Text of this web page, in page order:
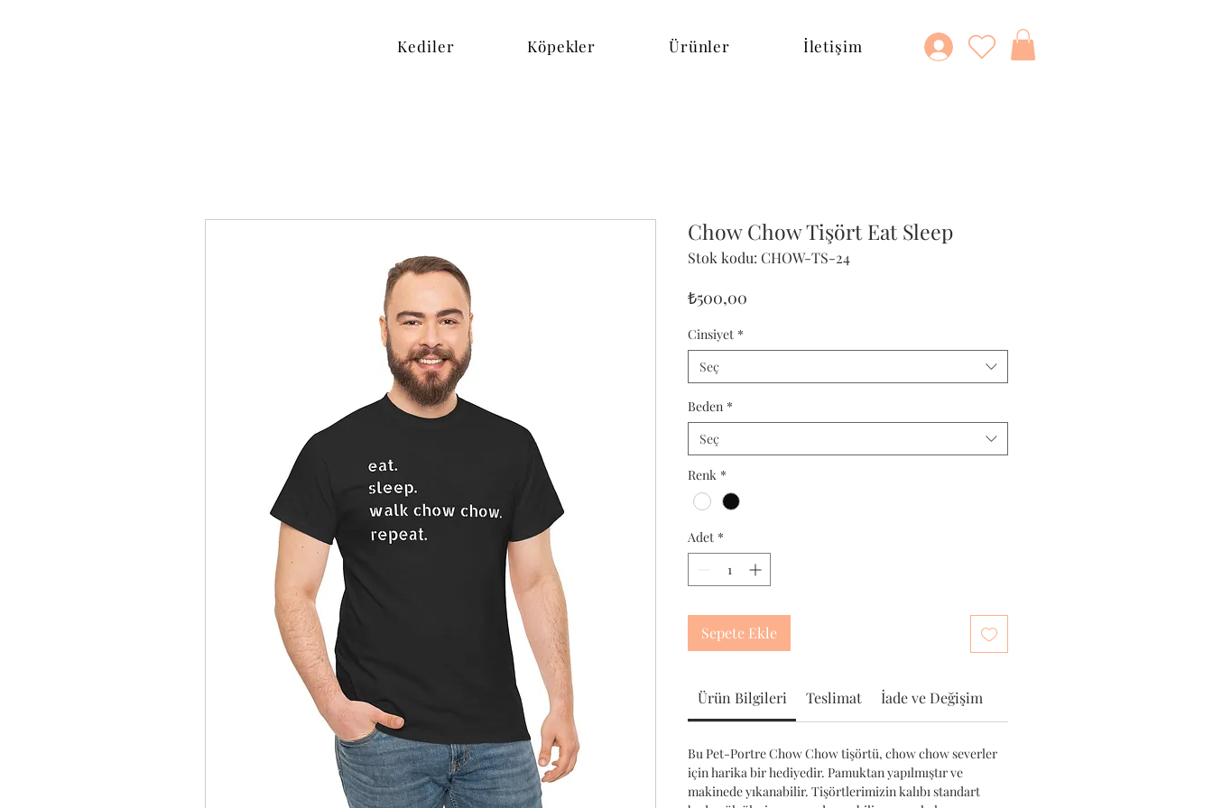
Kediler Köpekler Ürünler İletişim
Chow Chow Tişört Eat Sleep
Stok kodu: CHOW-TS-24
₺500,00
Cinsiyet *
Seç
Beden *
Seç
Renk *
Adet *
Sepete Ekle
Ürün Bilgileri Teslimat İade ve Değişim
Bu Pet-Portre Chow Chow tişörtü, chow chow severler
için harika bir hediyedir. Pamuktan yapılmıştır ve
makinede yıkanabilir. Tişörtlerimizin kalıbı standart